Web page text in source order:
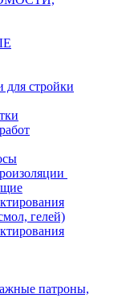
для стройки
гелей)
патроны,